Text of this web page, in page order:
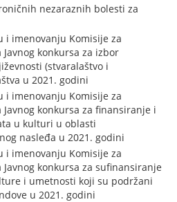
nezaraznih bolesti za
i imenovanju Komisije za
konkursa za izbor
(stvaralaštvo i
u 2021. godini
i imenovanju Komisije za
konkursa za finansiranje i
u kulturi u oblasti
nasleđa u 2021. godini
i imenovanju Komisije za
konkursa za sufinansiranje
i umetnosti koji su podržani
u 2021. godini